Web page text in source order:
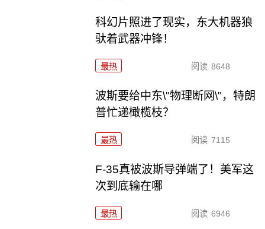
科幻片照进了现实，东大机器狼
驮着武器冲锋！
最热 阅读 8648
波斯要给中东\"物理断网\"，特朗
普忙递橄榄枝？
最热 阅读 7115
F-35真被波斯导弹端了！美军这
次到底输在哪
最热 阅读 6946